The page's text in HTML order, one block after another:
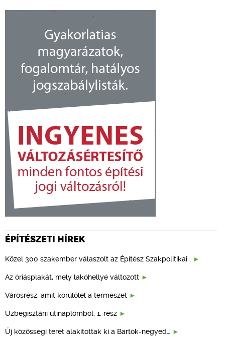
ÉPÍTÉSZETI HÍREK
Közel 300 szakember válaszolt az Építész Szakpolitikai…
Az óriásplakát, mely lakóhellyé változott
Városrész, amit körülölel a természet
Üzbegisztáni útinaplómból, 1. rész
Új közösségi teret alakítottak ki a Bartók-negyed…